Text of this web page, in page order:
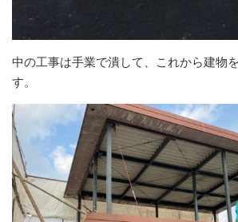
中の工事は手業で潰して、これから建物
す。